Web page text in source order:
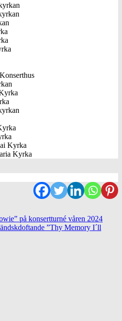
Kyrka
Kyrka
på konsertturné våren 2024
”Thy Memory I´ll